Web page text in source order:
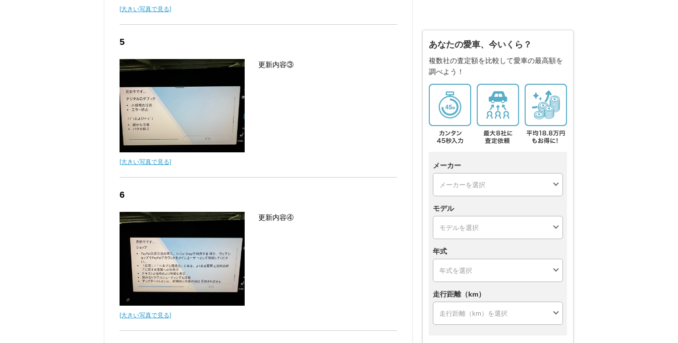
[大きい写真で見る]
5
[大きい写真で見る]
更新内容③
6
[大きい写真で見る]
更新内容④
あなたの愛車、今いくら？
複数社の査定額を比較して愛車の最高額を
調べよう！
メーカー
モデル
年式
走行距離（km）